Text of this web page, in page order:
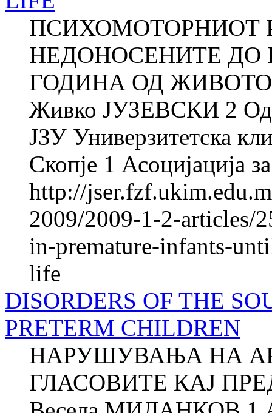
ПСИХОМОТОРНИОТ
НЕДОНОСЕНИТЕ ДО
ГОДИНА ОД
Живко ЈУЗЕВСКИ 2
ЈЗУ Универзитетска
Скопје 1 Асоцијација
http://
2009/2009-1-2-articles/
in-premature-infants-
life
DISORDERS OF THE
PRETERM CHILDREN
НАРУШУВАЊА НА
ГЛАСОВИТЕ КАЈ